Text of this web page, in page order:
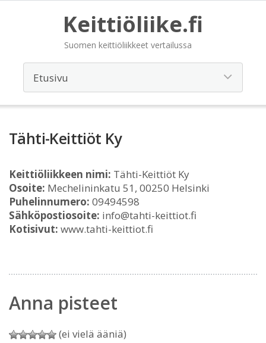
Keittiöliike.fi
Suomen keittiöliikkeet vertailussa
Tähti-Keittiöt Ky
Keittiöliikkeen nimi: Tähti-Keittiöt Ky
Osoite: Mechelininkatu 51, 00250 Helsinki
Puhelinnumero: 09494598
Sähköpostiosoite: info@tahti-keittiot.fi
Kotisivut: www.tahti-keittiot.fi
Anna pisteet
(ei vielä ääniä)